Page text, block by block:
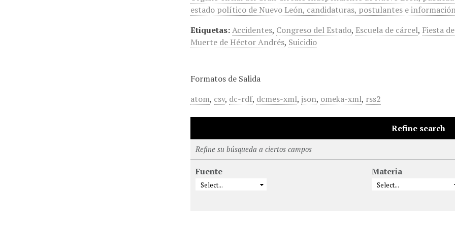
estado político de Nuevo León, candidaturas, postulantes e
Etiquetas:Accidentes, Congreso del Estado, Escuela de cárcel, Fiesta
Muerte de Héctor Andrés, Suicidio
Formatos de Salida
atom, csv, dc-rdf, dcmes-xml,json, omeka-xml, rss2
Refine search
Refine su búsqueda a ciertos campos
Fuente Materia